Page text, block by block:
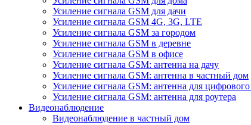
Усиление сигнала GSM для дачи
Усиление сигнала GSM 4G, 3G, LTE
Усиление сигнала GSM за городом
Усиление сигнала GSM в деревне
Усиление сигнала GSM в офисе
Усиление сигнала GSM: антенна на дачу
Усиление сигнала GSM: антенна в частный дом
Усиление сигнала GSM: антенна для
Усиление сигнала GSM: антенна для роутера
Видеонаблюдение
Видеонаблюдение в частный дом